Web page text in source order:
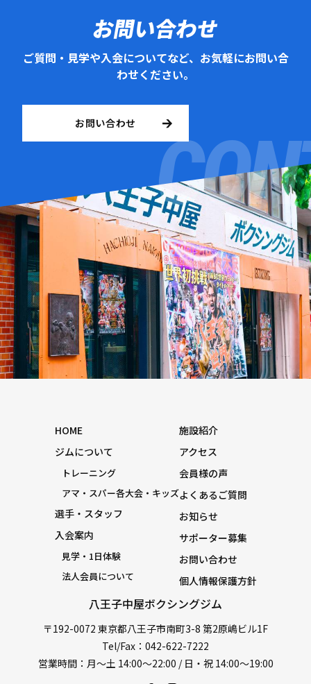
お問い合わせ
ご質問・見学や入会についてなど、お気軽にお問い合
わせください。
お問い合わせ
八王子中屋ボクシングジム
〒192-0072 東京都八王子市南町3-8 第2原嶋ビル1F
Tel/Fax：042-622-7222
営業時間：月〜土 14:00〜22:00 / 日・祝 14:00〜19:00
HOME
ジムについて
トレーニング
アマ・スパー各大会・キッズ
選手・スタッフ
入会案内
見学・1日体験
法人会員について
施設紹介
アクセス
会員様の声
よくあるご質問
お知らせ
サポーター募集
お問い合わせ
個人情報保護方針